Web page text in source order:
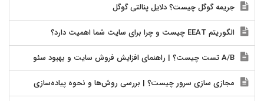
جریمه گوگل چیست؟ دلایل پنالتی گوگل
الگوریتم EEAT چیست و چرا برای سایت شما اهمیت دارد؟
مجازی سازی سرور چیست؟ | بررسی روش‌ها و نحوه پیاده‌سازی